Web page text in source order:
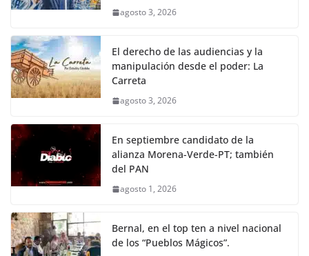
agosto 3, 2026
El derecho de las audiencias y la
manipulación desde el poder: La
Carreta
agosto 3, 2026
En septiembre candidato de la
alianza Morena-Verde-PT; también
del PAN
agosto 1, 2026
Bernal, en el top ten a nivel nacional
de los “Pueblos Mágicos”.